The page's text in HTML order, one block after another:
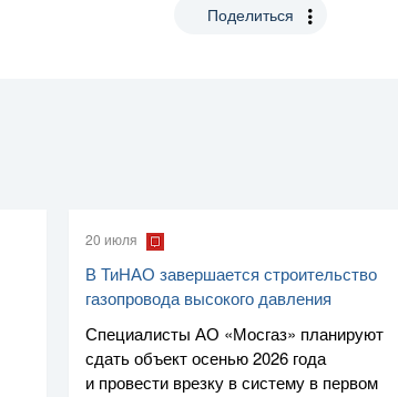
Поделиться
20 июля
В ТиНАО завершается строительство
газопровода высокого давления
Специалисты АО «Мосгаз» планируют
сдать объект осенью 2026 года
и провести врезку в систему в первом